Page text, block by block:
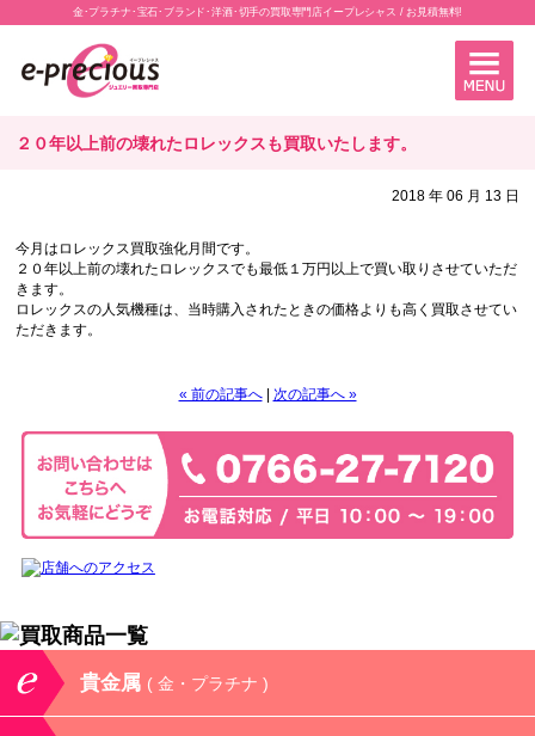
金･プラチナ･宝石･ブランド･洋酒･切手の買取専門店イープレシャス / お見積無料!
２０年以上前の壊れたロレックスも買取いたします。
2018 年 06 月 13 日
今月はロレックス買取強化月間です。
２０年以上前の壊れたロレックスでも最低１万円以上で買い取りさせていただ
きます。
ロレックスの人気機種は、当時購入されたときの価格よりも高く買取させてい
ただきます。
« 前の記事へ| 次の記事へ »
貴金属 ( 金・プラチナ )